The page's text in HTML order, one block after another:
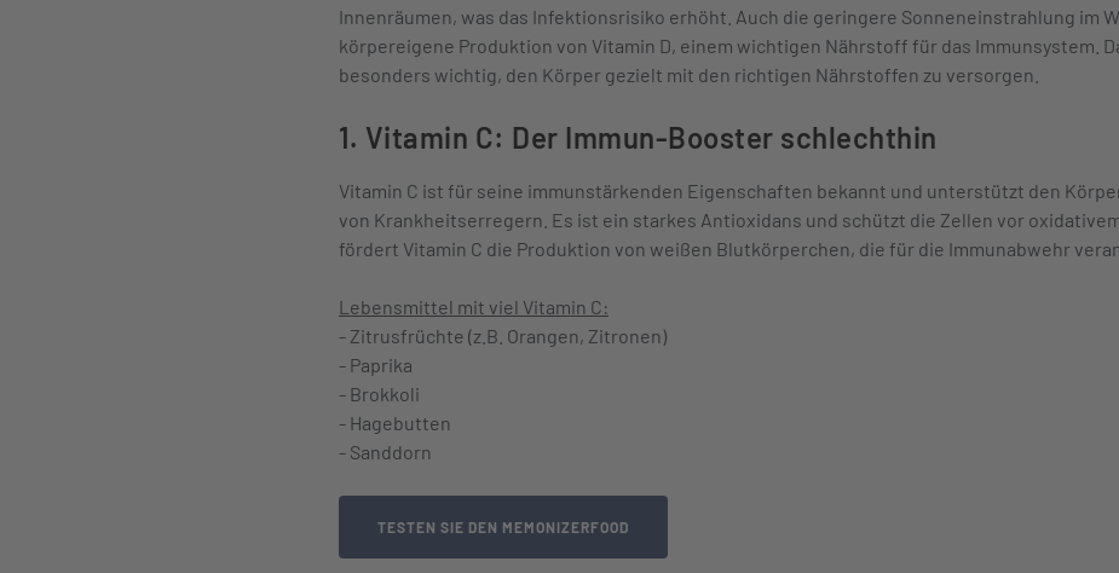
Innenräumen, was das Infektionsrisiko erhöht. Auch die geringere Sonneneinstrahlung im
körpereigene Produktion von Vitamin D, einem wichtigen Nährstoff für das Immunsystem.
besonders wichtig, den Körper gezielt mit den richtigen Nährstoffen zu versorgen.
1. Vitamin C: Der Immun-Booster schlechthin
Vitamin C ist für seine immunstärkenden Eigenschaften bekannt und unterstützt den
von Krankheitserregern. Es ist ein starkes Antioxidans und schützt die Zellen vor
fördert Vitamin C die Produktion von weißen Blutkörperchen, die für die Immunabwehr
Lebensmittel mit viel Vitamin C:
- Zitrusfrüchte (z.B. Orangen, Zitronen)
- Paprika
- Brokkoli
- Hagebutten
- Sanddorn
TESTEN SIE DEN MEMONIZERFOOD